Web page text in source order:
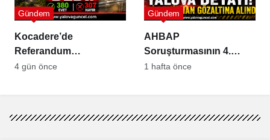
Kocadere’de
Referandum
Sonuçlandı: Sandıktan
Gündem
4 gün önce
AHBAP
Soruşturmasının 4.
Dalgasında Yalova
Gündem
1 hafta önce